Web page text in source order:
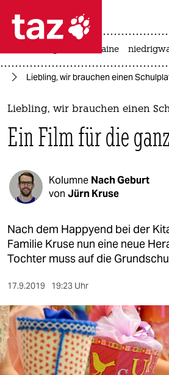
 taz zahl ich
taz zahl ich
themen
politik
öko
gesellschaft
kultur
sport
nord
wahrheit
verlag
krieg in der ukraine
Liebling, wir brauchen einen
Liebling, wir brauchen einen
Ein Film für die
Kolumne Nach Geburt
von Jürn Kruse
Nach dem Happyend bei der
Familie Kruse nun eine neue
Tochter muss auf die
17.9.2019 19:23 Uhr